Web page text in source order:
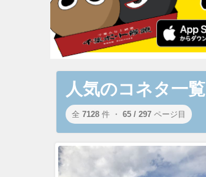
人気のコネタ一覧
全 7128 件 ・ 65 / 297 ページ目